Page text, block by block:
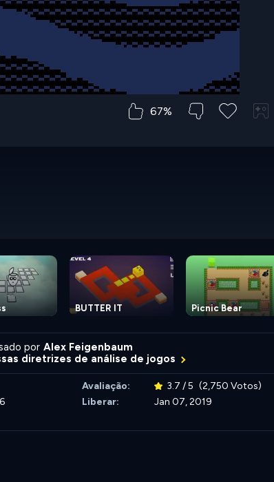
67%
BUTTER IT Picnic Bear
por Alex Feigenbaum
diretrizes de análise de jogos
Avaliação: 3.7 / 5 (2,750 Votos)
Liberar:
Jan 07, 2019